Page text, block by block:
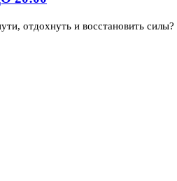
отдохнуть и восстановить силы?